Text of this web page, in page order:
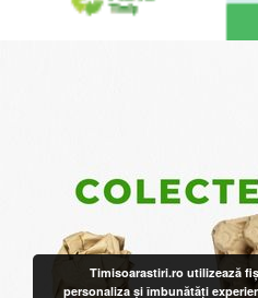
Timisoarastiri.ro utilizează
personaliza și îmbunătăți